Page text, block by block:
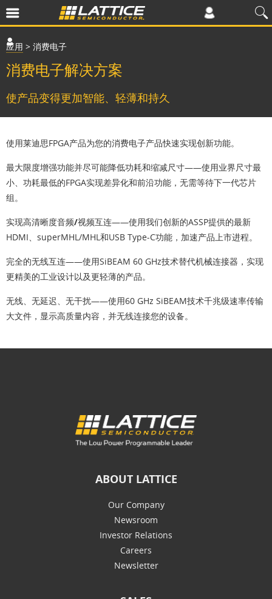
应用 > 消费电子
消费电子解决方案
使产品变得更加智能、轻薄和持久
使用莱迪思FPGA产品为您的消费电子产品快速实现创新功能。
最大限度增强功能并尽可能降低功耗和缩减尺寸——使用业界尺寸最
小、功耗最低的FPGA实现差异化和前沿功能，无需等待下一代芯片
组。
实现高清晰度音频/视频互连——使用我们创新的ASSP提供的最新
HDMI、superMHL/MHL和USB Type-C功能，加速产品上市进程。
完全的无线互连——使用SiBEAM 60 GHz技术替代机械连接器，实现
更精美的工业设计以及更轻薄的产品。
无线、无延迟、无干扰——使用60 GHz SiBEAM技术千兆级速率传输
大文件，显示高质量内容，并无线连接您的设备。
ABOUT LATTICE
Our Company
Newsroom
Investor Relations
Careers
Newsletter